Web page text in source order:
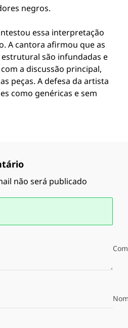
negros.
essa interpretação
A cantora afirmou que as
são infundadas e
a discussão principal,
peças. A defesa da artista
como genéricas e sem
não será publicado